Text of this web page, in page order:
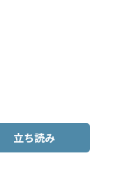
立ち読み